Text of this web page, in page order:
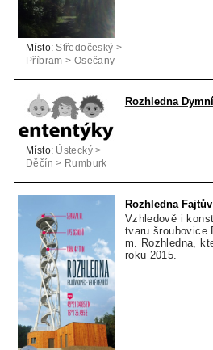
Místo: Středočeský >
Příbram > Osečany
Rozhledna
Místo: Ústecký >
Děčín > Rumburk
Rozhledna
Vzhledově i
tvaru šroubovice
m. Rozhledna,
roku 2015.